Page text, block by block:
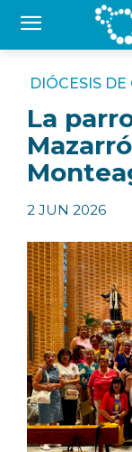
DIÓCESIS
La
2 JUN 2026